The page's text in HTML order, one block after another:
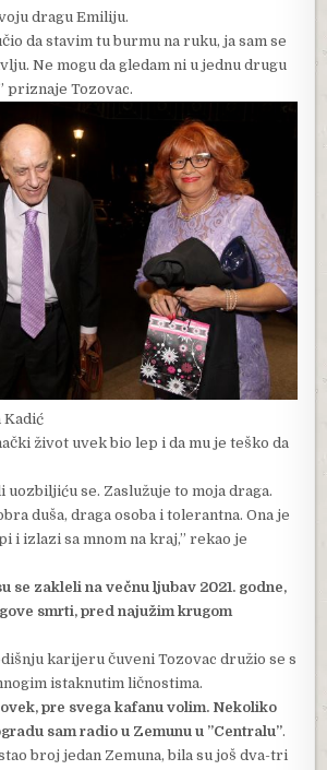
dragu Emiliju.
da stavim tu burmu na ruku, ja sam se
Ne mogu da gledam ni u jednu drugu
priznaje Tozovac.
Kadić
život uvek bio lep i da mu je teško da
uozbiljiću se. Zaslužuje to moja draga.
duša, draga osoba i tolerantna. Ona je
i izlazi sa mnom na kraj,” rekao je
se zakleli na večnu ljubav 2021. godne,
smrti, pred najužim krugom
karijeru čuveni Tozovac družio se s
istaknutim ličnostima.
pre svega kafanu volim. Nekoliko
sam radio u Zemunu u ”Centralu”.
broj jedan Zemuna, bila su još dva-tri